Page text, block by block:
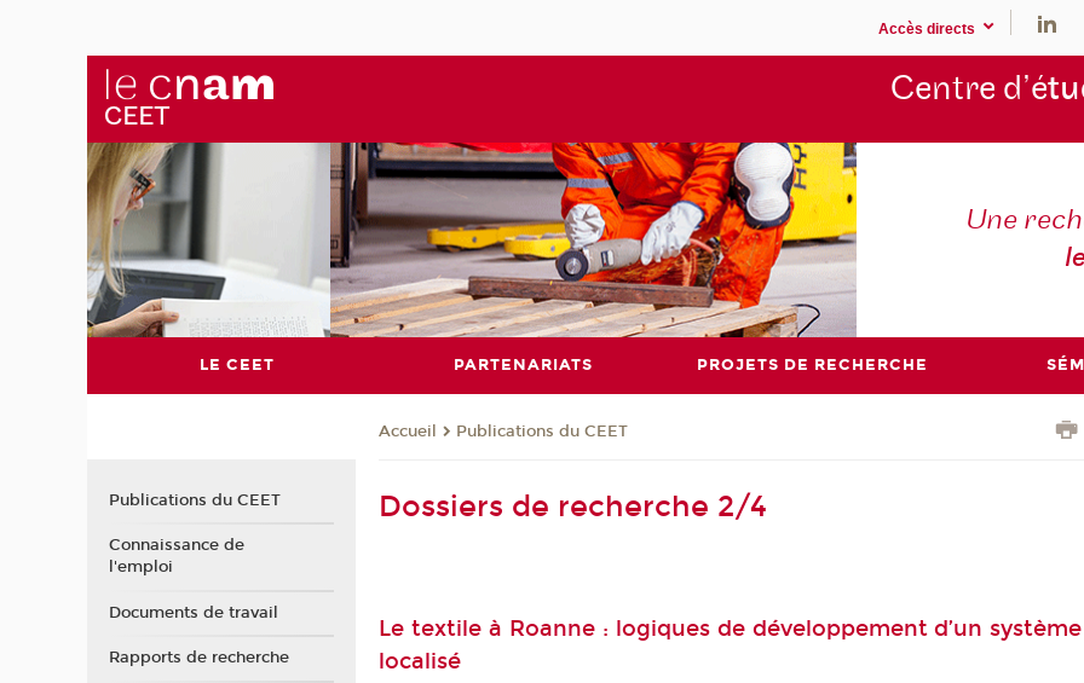
Accès directs
Centre d’é
Une
LE CEET PARTENARIATS PROJETS DE RECHERCHE
Accueil Publications du CEET
Dossiers de recherche 2/4
Le textile à Roanne : logiques de développement d’un
localisé
Publications du CEET
Connaissance de
l'emploi
Documents de travail
Rapports de recherche